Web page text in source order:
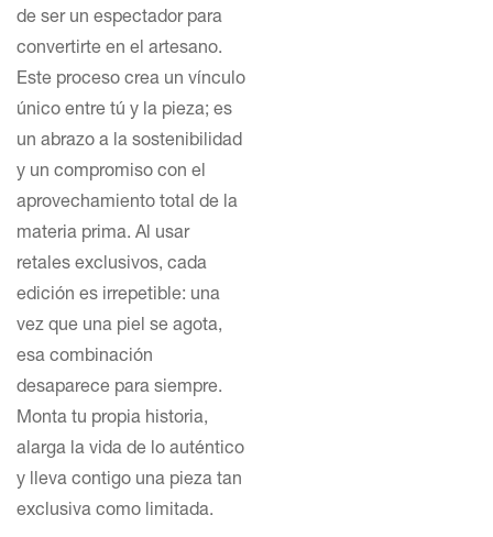
de ser un espectador para
convertirte en el artesano.
Este proceso crea un vínculo
único entre tú y la pieza; es
un abrazo a la sostenibilidad
y un compromiso con el
aprovechamiento total de la
materia prima. Al usar
retales exclusivos, cada
edición es irrepetible: una
vez que una piel se agota,
esa combinación
desaparece para siempre.
Monta tu propia historia,
alarga la vida de lo auténtico
y lleva contigo una pieza tan
exclusiva como limitada.